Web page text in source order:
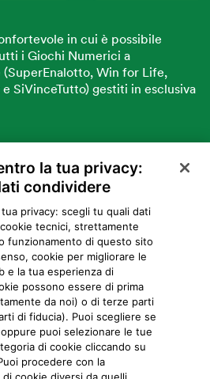
in cui è possibile
i Giochi Numerici a
(SuperEnalotto, Win for Life,
SiVinceTutto) gestiti in esclusiva
PARTNER SISAL?
sito Preferiti Iniziative
Programma
fedeltà
la tua privacy:
condividere
privacy: scegli tu quali dati
tecnici, strettamente
funzionamento di questo sito
cookie per migliorare le
e la tua esperienza di
possono essere di prima
da noi) o di terze parti
di fiducia). Puoi scegliere se
puoi selezionare le tue
di cookie cliccando su
procedere con la